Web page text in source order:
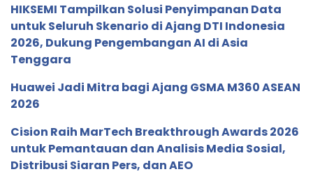
HIKSEMI Tampilkan Solusi Penyimpanan Data
untuk Seluruh Skenario di Ajang DTI Indonesia
2026, Dukung Pengembangan AI di Asia
Tenggara
Huawei Jadi Mitra bagi Ajang GSMA M360 ASEAN
2026
Cision Raih MarTech Breakthrough Awards 2026
untuk Pemantauan dan Analisis Media Sosial,
Distribusi Siaran Pers, dan AEO